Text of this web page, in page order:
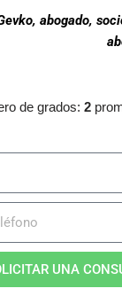
abogado,
de grados: 2
UNA